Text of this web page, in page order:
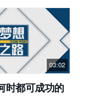
03:02
时都可成功的